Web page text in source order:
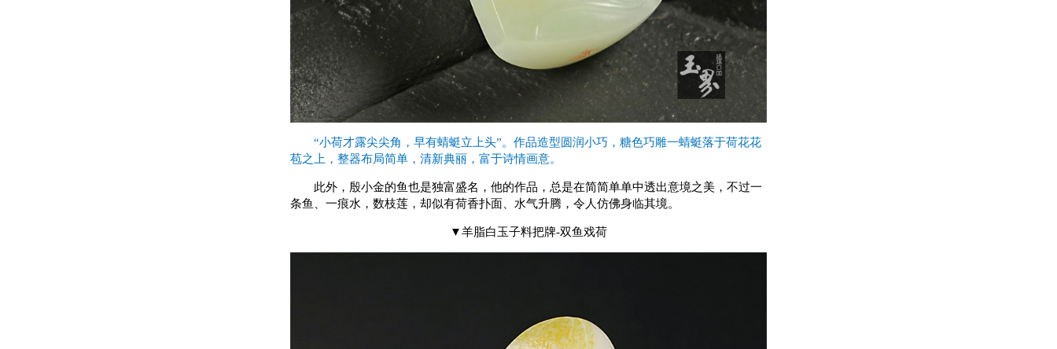
“小荷才露尖尖角，早有蜻蜓立上头”。作品造型圆润小巧，糖色巧雕一蜻蜓落于荷花花
苞之上，整器布局简单，清新典丽，富于诗情画意。
此外，殷小金的鱼也是独富盛名，他的作品，总是在简简单单中透出意境之美，不过一
条鱼、一痕水，数枝莲，却似有荷香扑面、水气升腾，令人仿佛身临其境。
▼羊脂白玉子料把牌-双鱼戏荷